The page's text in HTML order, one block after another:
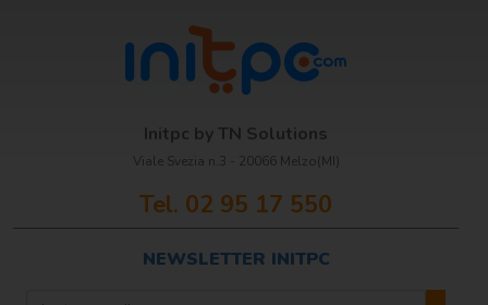
Initpc by TN Solutions
Viale Svezia n.3 - 20066 Melzo(MI)
Tel. 02 95 17 550
NEWSLETTER INITPC